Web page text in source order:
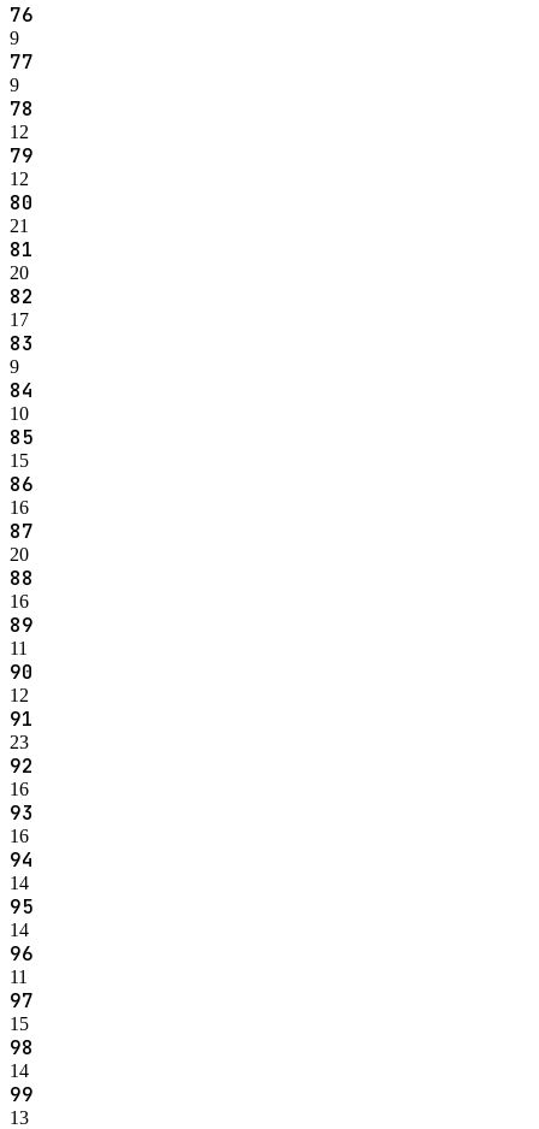
76
9
77
9
78
12
79
12
80
21
81
20
82
17
83
9
84
10
85
15
86
16
87
20
88
16
89
11
90
12
91
23
92
16
93
16
94
14
95
14
96
11
97
15
98
14
99
13